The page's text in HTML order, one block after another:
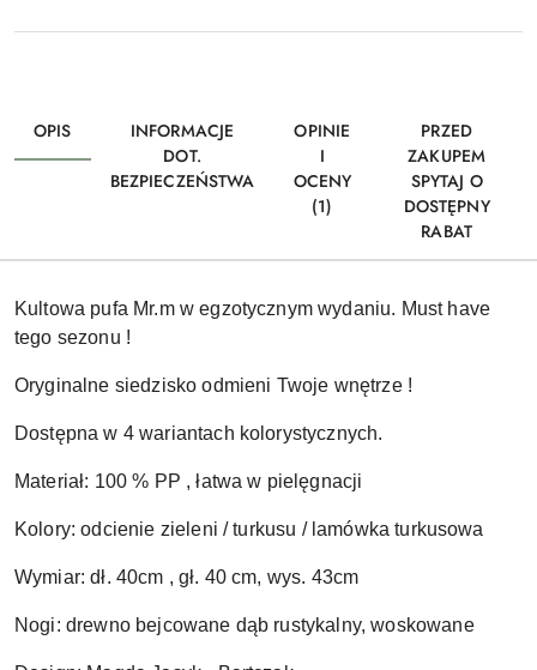
OPIS
INFORMACJE
DOT.
BEZPIECZEŃSTWA
OPINIE
I
OCENY
(1)
PRZED
ZAKUPEM
SPYTAJ O
DOSTĘPNY
RABAT
Kultowa pufa Mr.m w egzotycznym wydaniu. Must have
tego sezonu !
Oryginalne siedzisko odmieni Twoje wnętrze !
Dostępna w 4 wariantach kolorystycznych.
Materiał: 100 % PP , łatwa w pielęgnacji
Kolory: odcienie zieleni / turkusu / lamówka turkusowa
Wymiar: dł. 40cm , gł. 40 cm, wys. 43cm
Nogi: drewno bejcowane dąb rustykalny, woskowane